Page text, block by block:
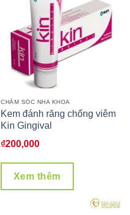
CHĂM SÓC NHA KHOA
Kem đánh răng chống viêm
Kin Gingival
₫200,000
Xem thêm